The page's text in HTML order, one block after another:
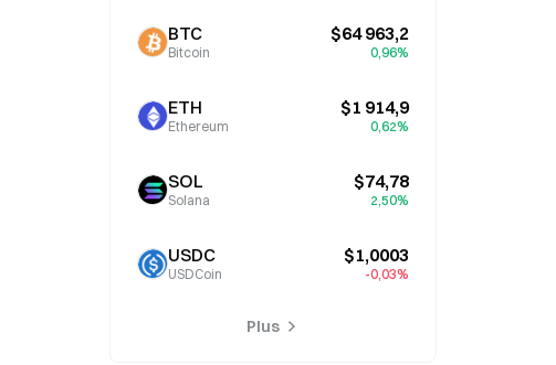
BTC
Bitcoin
$64 963,2
0,96%
ETH
Ethereum
$1 914,9
0,62%
SOL
Solana
$74,78
2,50%
USDC
USDCoin
$1,0003
-0,03%
Plus